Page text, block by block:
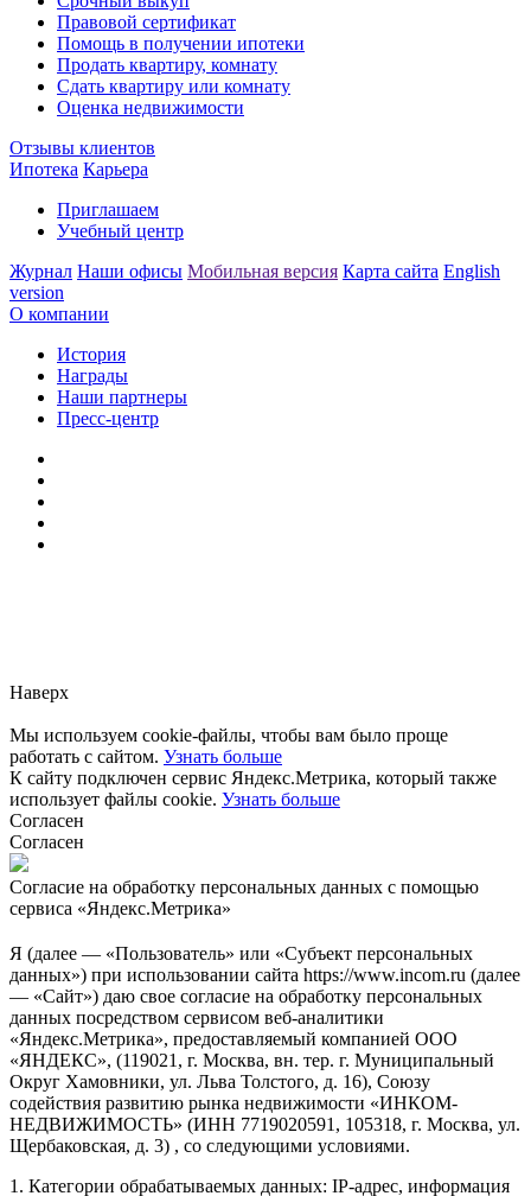
Правовой сертификат
Помощь в получении ипотеки
Продать квартиру, комнату
Сдать квартиру или комнату
Оценка недвижимости
Отзывы клиентов
Ипотека Карьера
Приглашаем
Учебный центр
Журнал Наши офисы Мобильная версия Карта сайта English
version
О компании
История
Награды
Наши партнеры
Пресс-центр
Наверх
Мы используем cookie-файлы, чтобы вам было проще
работать с сайтом. Узнать больше
К сайту подключен сервис Яндекс.Метрика, который также
использует файлы cookie. Узнать больше
Согласен
Согласен
Согласие на обработку персональных данных с помощью
сервиса «Яндекс.Метрика»
Я (далее — «Пользователь» или «Субъект персональных
данных») при использовании сайта https://www.incom.ru (далее
— «Сайт») даю свое согласие на обработку персональных
данных посредством сервисом веб-аналитики
«Яндекс.Метрика», предоставляемый компанией ООО
«ЯНДЕКС», (119021, г. Москва, вн. тер. г. Муниципальный
Округ Хамовники, ул. Льва Толстого, д. 16), Союзу
содействия развитию рынка недвижимости «ИНКОМ-
НЕДВИЖИМОСТЬ» (ИНН 7719020591, 105318, г. Москва, ул.
Щербаковская, д. 3) , со следующими условиями.
1. Категории обрабатываемых данных: IP-адрес, информация